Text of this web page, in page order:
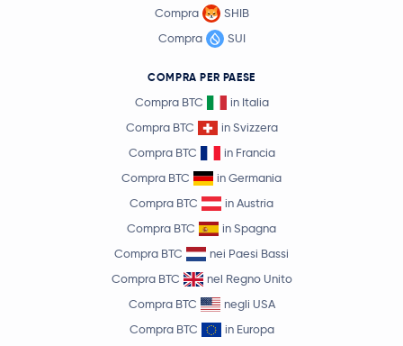
Compra
SHIB
Compra
SUI
COMPRA PER PAESE
Compra BTC
in Italia
Compra BTC
in Svizzera
Compra BTC
in Francia
Compra BTC
in Germania
Compra BTC
in Austria
Compra BTC
in Spagna
Compra BTC
nei Paesi Bassi
Compra BTC
nel Regno Unito
Compra BTC
negli USA
Compra BTC
in Europa